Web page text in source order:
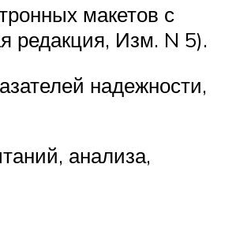
макетов с
редакция, Изм. N 5).
надежности,
анализа,